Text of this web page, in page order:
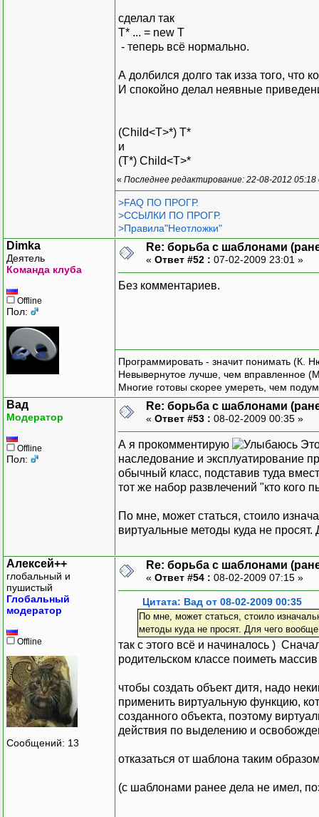
сделал так
T* ... = new T
- теперь всё нормально.
А долбился долго так изза того, что
И спокойно делал неявные
(Child<T>*) T*
и
(T*) Child<T>*
« Последнее редактирование: 22-08-2012
>FAQ ПО ПРОГР.
>ССЫЛКИ ПО ПРОГР.
>Правила"Неотложки"
Dimka
Деятель
Команда клуба
Offline
Пол:
Re: борьба с шаблонами
« Ответ #52 : 07-02-2009 23:01 »
Без комментариев.
Программировать - значит понимать (К.
Невывернутое лучше, чем вправленное
Многие готовы скорее умереть, чем
Вад
Модератор
Offline
Пол:
Re: борьба с шаблонами
« Ответ #53 : 08-02-2009 00:35 »
А я прокомментирую
наследование и эксплуатирование
обычный класс, подставив туда
тот же набор развлечений "кто кого
По мне, может статься, стоило
виртуальные методы куда не
Алексей++
глобальный и
пушистый
Глобальный
модератор
Offline
Сообщений: 13
Re: борьба с шаблонами
« Ответ #54 : 08-02-2009 07:15 »
Цитата: Вад от 08-02-2009 00:35
По мне, может статься, стоило
методы куда не просят. Для чего
так с этого всё и начиналось )
родительском классе поиметь
чтобы создать объект дитя, надо
применить виртуальную функцию,
созданного объекта, поэтому
действия по выделению и
отказаться от шаблона таким
(с шаблонами ранее дела не имел,